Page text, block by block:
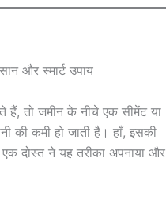
हैं, तो जमीन के नीचे एक सीमेंट या
की कमी हो जाती है। हाँ, इसकी
दोस्त ने यह तरीका अपनाया और